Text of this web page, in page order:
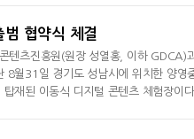
협약식 체결
텐츠진흥원(원장 성열홍, 이하
8월31일 경기도 성남시에 위치한 양
재된 이동식 디지털 콘텐츠 체험장